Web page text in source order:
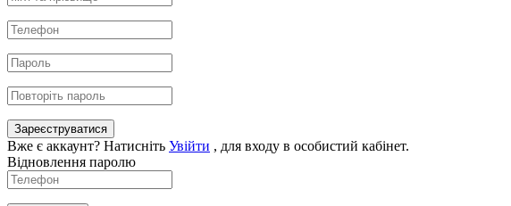
Зареєструватися
Вже є аккаунт? Натисніть Увійти , для входу в особистий кабінет.
Відновлення паролю